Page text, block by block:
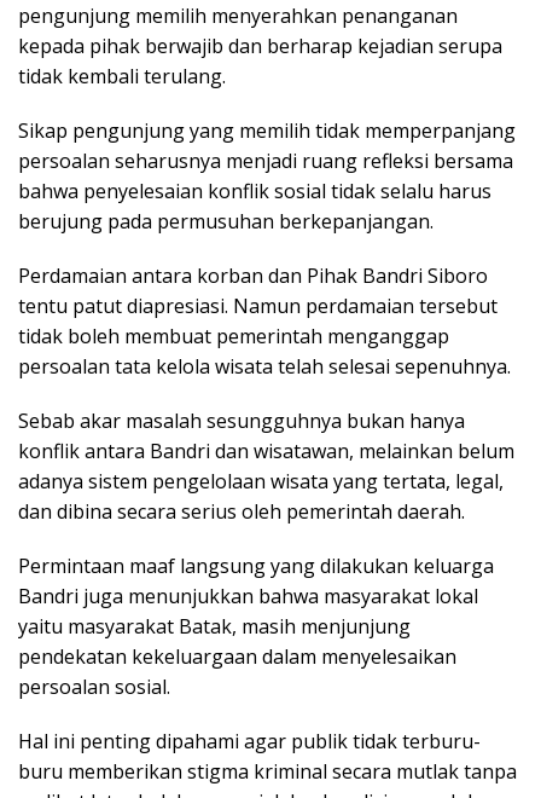
pengunjung memilih menyerahkan penanganan
kepada pihak berwajib dan berharap kejadian serupa
tidak kembali terulang.
Sikap pengunjung yang memilih tidak memperpanjang
persoalan seharusnya menjadi ruang refleksi bersama
bahwa penyelesaian konflik sosial tidak selalu harus
berujung pada permusuhan berkepanjangan.
Perdamaian antara korban dan Pihak Bandri Siboro
tentu patut diapresiasi. Namun perdamaian tersebut
tidak boleh membuat pemerintah menganggap
persoalan tata kelola wisata telah selesai sepenuhnya.
Sebab akar masalah sesungguhnya bukan hanya
konflik antara Bandri dan wisatawan, melainkan belum
adanya sistem pengelolaan wisata yang tertata, legal,
dan dibina secara serius oleh pemerintah daerah.
Permintaan maaf langsung yang dilakukan keluarga
Bandri juga menunjukkan bahwa masyarakat lokal
yaitu masyarakat Batak, masih menjunjung
pendekatan kekeluargaan dalam menyelesaikan
persoalan sosial.
Hal ini penting dipahami agar publik tidak terburu-
buru memberikan stigma kriminal secara mutlak tanpa